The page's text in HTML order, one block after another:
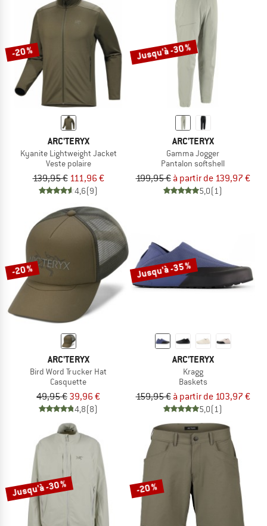
-20 %
ARC'TERYX
Kyanite Lightweight Jacket
Veste polaire
139,95 € 111,96 €
4,6(9)
Jusqu'à -30 %
ARC'TERYX
Gamma Jogger
Pantalon softshell
199,95 € à partir de 139,97 €
5,0(1)
-20 %
ARC'TERYX
Bird Word Trucker Hat
Casquette
49,95 € 39,96 €
4,8(8)
Jusqu'à -35 %
ARC'TERYX
Kragg
Baskets
159,95 € à partir de 103,97 €
5,0(1)
Jusqu'à -30 % -20 %